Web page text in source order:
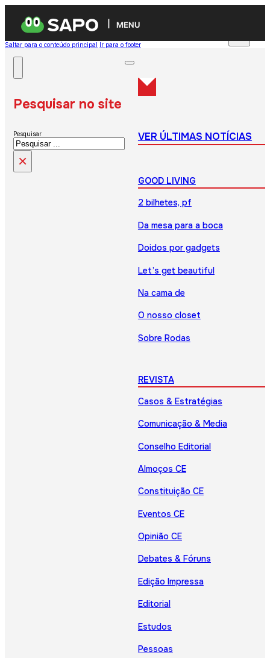
MENU
Saltar para o conteúdo principal Ir para o footer
Pesquisar no site
Pesquisar
×
VER ÚLTIMAS NOTÍCIAS
GOOD LIVING
2 bilhetes, pf
Da mesa para a boca
Doidos por gadgets
Let’s get beautiful
Na cama de
O nosso closet
Sobre Rodas
REVISTA
Casos & Estratégias
Comunicação & Media
Conselho Editorial
Almoços CE
Constituição CE
Eventos CE
Opinião CE
Debates & Fóruns
Edição Impressa
Editorial
Estudos
Pessoas